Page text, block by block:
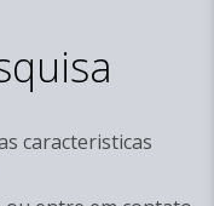
caracteristicas